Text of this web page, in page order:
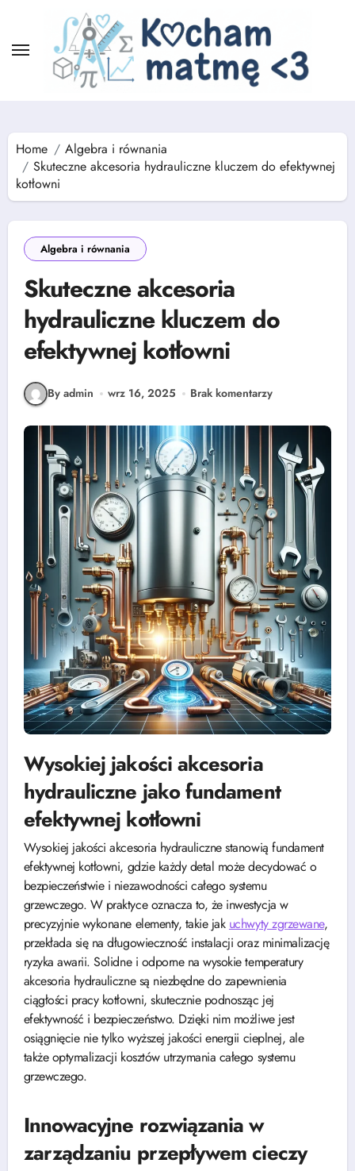
content
Home
Algebra i równania
Skuteczne akcesoria hydrauliczne kluczem do efektywnej
kotłowni
Algebra i równania
Skuteczne akcesoria
hydrauliczne kluczem do
efektywnej kotłowni
By admin wrz 16, 2025 Brak komentarzy
Wysokiej jakości akcesoria
hydrauliczne jako fundament
efektywnej kotłowni
Wysokiej jakości akcesoria hydrauliczne stanowią fundament
efektywnej kotłowni, gdzie każdy detal może decydować o
bezpieczeństwie i niezawodności całego systemu
grzewczego. W praktyce oznacza to, że inwestycja w
precyzyjnie wykonane elementy, takie jak uchwyty zgrzewane,
przekłada się na długowieczność instalacji oraz minimalizację
ryzyka awarii. Solidne i odporne na wysokie temperatury
akcesoria hydrauliczne są niezbędne do zapewnienia
ciągłości pracy kotłowni, skutecznie podnosząc jej
efektywność i bezpieczeństwo. Dzięki nim możliwe jest
osiągnięcie nie tylko wyższej jakości energii cieplnej, ale
także optymalizacji kosztów utrzymania całego systemu
grzewczego.
Innowacyjne rozwiązania w
zarządzaniu przepływem cieczy